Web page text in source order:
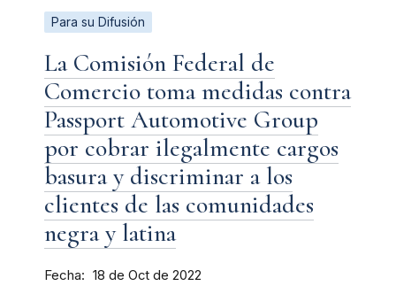
Para su Difusión
La Comisión Federal de
Comercio toma medidas contra
Passport Automotive Group
por cobrar ilegalmente cargos
basura y discriminar a los
clientes de las comunidades
negra y latina
Fecha 18 de Oct de 2022